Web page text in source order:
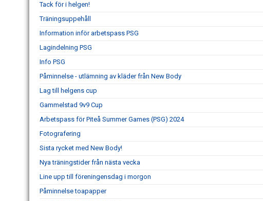
Tack för i helgen!
Träningsuppehåll
Information inför arbetspass PSG
Lagindelning PSG
Info PSG
Påminnelse - utlämning av kläder från New Body
Lag till helgens cup
Gammelstad 9v9 Cup
Arbetspass för Piteå Summer Games (PSG) 2024
Fotografering
Sista rycket med New Body!
Nya träningstider från nästa vecka
Line upp till föreningensdag i morgon
Påminnelse toapapper